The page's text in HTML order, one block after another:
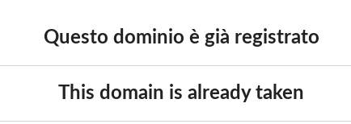
Questo dominio è già registrato
This domain is already taken